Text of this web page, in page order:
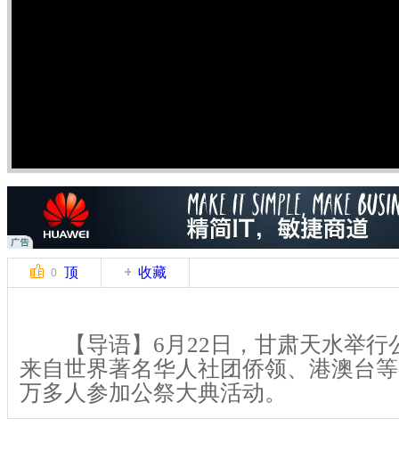
0 顶 收藏
【导语】6月22日，甘肃天水举行
来自世界著名华人社团侨领、港澳台
万多人参加公祭大典活动。